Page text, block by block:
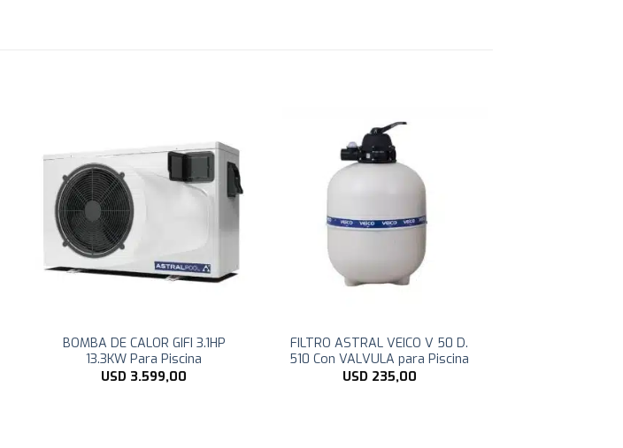
BOMBA DE CALOR GIFI 3.1HP
13.3KW Para Piscina
USD 3.599,00
FILTRO ASTRAL VEICO V 50 D.
510 Con VALVULA para Piscina
USD 235,00